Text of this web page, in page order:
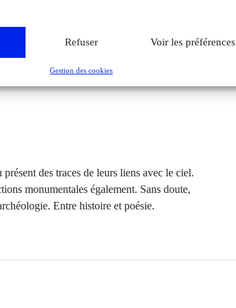
Refuser Voir les préférences
Gestion des cookies
de Halle, Allemagne
des traces de leurs liens avec le ciel.
monumentales également. Sans doute,
Entre histoire et poésie.